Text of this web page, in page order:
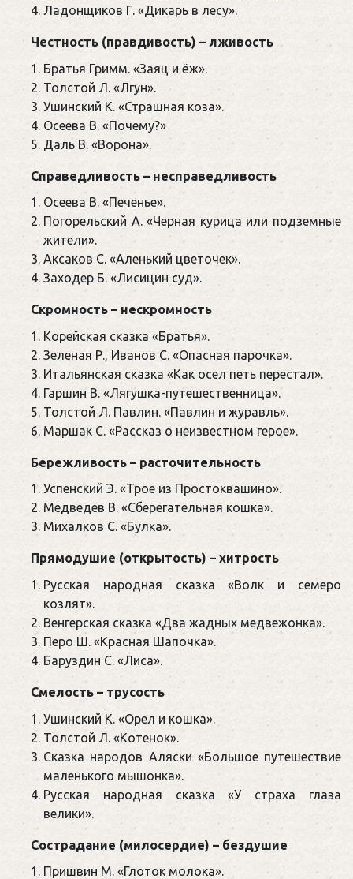
Ладонщиков Г. «Дикарь в лесу».
Честность (правдивость) – лживость
Братья Гримм. «Заяц и ёж».
Толстой Л. «Лгун».
Ушинский К. «Страшная коза».
Осеева В. «Почему?»
Даль В. «Ворона».
Справедливость – несправедливость
Осеева В. «Печенье».
Погорельский А. «Черная курица или подземные
жители».
Аксаков С. «Аленький цветочек».
Заходер Б. «Лисицин суд».
Скромность – нескромность
Корейская сказка «Братья».
Зеленая Р., Иванов С. «Опасная парочка».
Итальянская сказка «Как осел петь перестал».
Гаршин В. «Лягушка-путешественница».
Толстой Л. Павлин. «Павлин и журавль».
Маршак С. «Рассказ о неизвестном герое».
Бережливость – расточительность
Успенский Э. «Трое из Простоквашино».
Медведев В. «Сберегательная кошка».
Михалков С. «Булка».
Прямодушие (открытость) – хитрость
Русская народная сказка «Волк и семеро
козлят».
Венгерская сказка «Два жадных медвежонка».
Перо Ш. «Красная Шапочка».
Баруздин С. «Лиса».
Смелость – трусость
Ушинский К. «Орел и кошка».
Толстой Л. «Котенок».
Сказка народов Аляски «Большое путешествие
маленького мышонка».
Русская народная сказка «У страха глаза
велики».
Сострадание (милосердие) – бездушие
Пришвин М. «Глоток молока».